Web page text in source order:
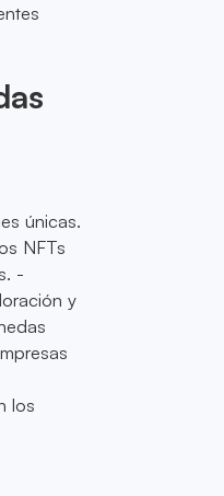
únicas.
NFTs
-
y
los